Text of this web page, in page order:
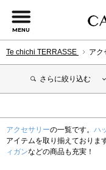
MENU
Te chichi TERRASSE アク
さらに絞り込む
アクセサリーの一覧です。 ハ
アイテムを取り揃えておりま
ィガンなどの商品も充実！